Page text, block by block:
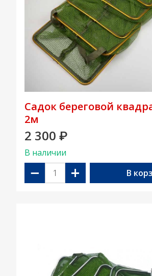
Садок береговой
2м
2 300 ₽
В наличии
− + В